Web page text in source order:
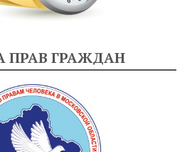
ПРАВ ГРАЖДАН